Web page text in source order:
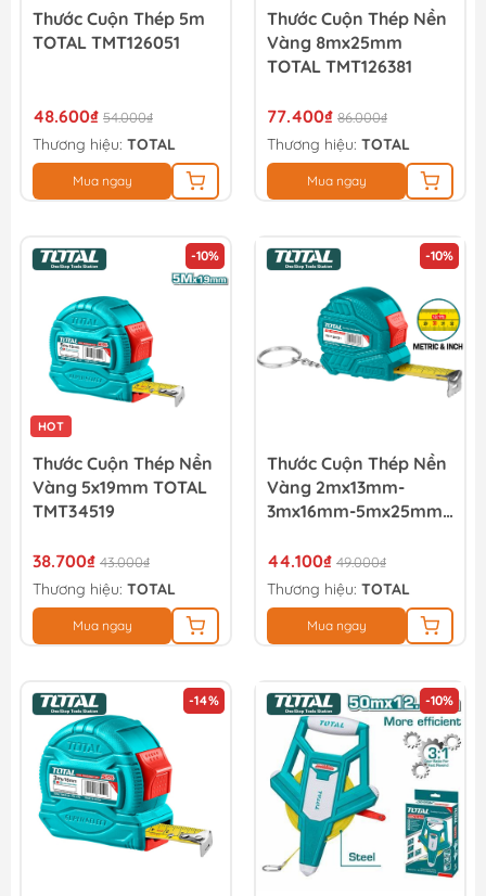
Thước Cuộn Thép 5m
TOTAL TMT126051
48.600₫ 54.000₫
Thương hiệu: TOTAL
Mua ngay
Thước Cuộn Thép Nền
Vàng 8mx25mm
TOTAL TMT126381
77.400₫ 86.000₫
Thương hiệu: TOTAL
Mua ngay
-10%
HOT
Thước Cuộn Thép Nền
Vàng 5x19mm TOTAL
TMT34519
38.700₫ 43.000₫
Thương hiệu: TOTAL
Mua ngay
-10%
Thước Cuộn Thép Nền
Vàng 2mx13mm-
3mx16mm-5mx25mm-
TMT126321
44.100₫ 49.000₫
Thương hiệu: TOTAL
Mua ngay
-14% -10%